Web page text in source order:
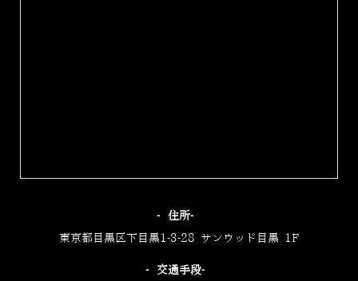
‐住所‐
東京都目黒区下目黒1-3-28 サンウッド目黒 1F
‐交通手段‐